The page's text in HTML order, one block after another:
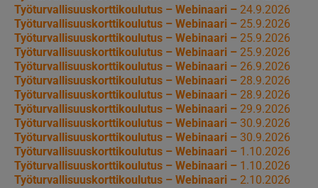
Työturvallisuuskorttikoulutus – Webinaari – 24.9.2026
Työturvallisuuskorttikoulutus – Webinaari – 25.9.2026
Työturvallisuuskorttikoulutus – Webinaari – 25.9.2026
Työturvallisuuskorttikoulutus – Webinaari – 25.9.2026
Työturvallisuuskorttikoulutus – Webinaari – 26.9.2026
Työturvallisuuskorttikoulutus – Webinaari – 28.9.2026
Työturvallisuuskorttikoulutus – Webinaari – 28.9.2026
Työturvallisuuskorttikoulutus – Webinaari – 29.9.2026
Työturvallisuuskorttikoulutus – Webinaari – 30.9.2026
Työturvallisuuskorttikoulutus – Webinaari – 30.9.2026
Työturvallisuuskorttikoulutus – Webinaari – 1.10.2026
Työturvallisuuskorttikoulutus – Webinaari – 1.10.2026
Työturvallisuuskorttikoulutus – Webinaari – 2.10.2026